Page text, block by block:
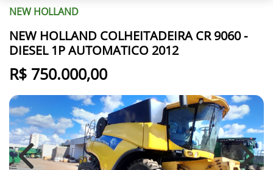
NEW HOLLAND
NEW HOLLAND COLHEITADEIRA CR 9060 -
DIESEL 1P AUTOMATICO 2012
R$ 750.000,00
Previous Next